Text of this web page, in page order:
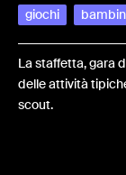
giochi
La staffetta, gara
delle attività
scout.